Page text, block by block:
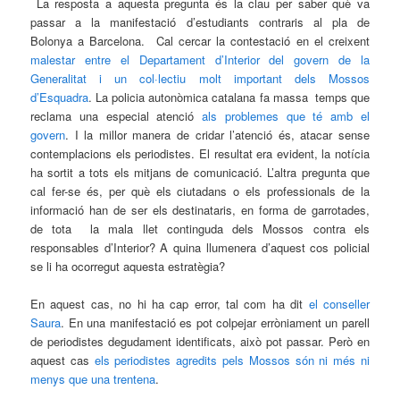
passar a la manifestació d’estudiants contraris al pla de
Bolonya a Barcelona. Cal cercar la contestació en el creixent
malestar entre el Departament d’Interior del govern de la
Generalitat i un col·lectiu molt important dels Mossos
d’Esquadra. La policia autonòmica catalana fa massa temps que
reclama una especial atencióals problemes que té amb el
govern. I la millor manera de cridar l’atenció és, atacar sense
contemplacions els periodistes. El resultat era evident, la notícia
ha sortit a tots els mitjans de comunicació. L’altra pregunta que
cal fer-se és, per què els ciutadans o els professionals de la
informació han de ser els destinataris, en forma de garrotades,
de tota la mala llet continguda dels Mossos contra els
responsables d’Interior? A quina llumenera d’aquest cos policial
se li ha ocorregut aquesta estratègia?
En aquest cas, no hi ha cap error, tal com ha dit el conseller
Saura. En una manifestació es pot colpejar erròniament un parell
de periodistes degudament identificats, això pot passar. Però en
aquest cas els periodistes agredits pels Mossos són ni més ni
menys que una trentena.